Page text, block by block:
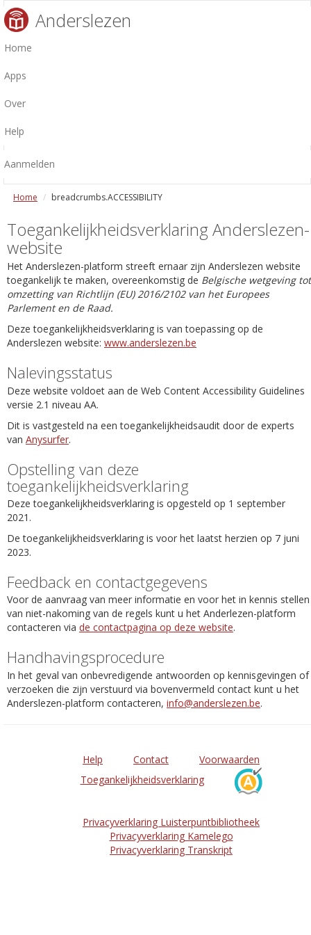
Anderslezen
Home
Apps
Over
Help
Aanmelden
Home breadcrumbs.ACCESSIBILITY
Toegankelijkheidsverklaring Anderslezen-
website
Het Anderslezen-platform streeft ernaar zijn Anderslezen website
toegankelijk te maken, overeenkomstig de Belgische wetgeving tot
omzetting van Richtlijn (EU) 2016/2102 van het Europees
Parlement en de Raad.
Deze toegankelijkheidsverklaring is van toepassing op de
Anderslezen website: www.anderslezen.be
Nalevingsstatus
Deze website voldoet aan de Web Content Accessibility Guidelines
versie 2.1 niveau AA.
Dit is vastgesteld na een toegankelijkheidsaudit door de experts
van Anysurfer.
Opstelling van deze
toegankelijkheidsverklaring
Deze toegankelijkheidsverklaring is opgesteld op 1 september
2021.
De toegankelijkheidsverklaring is voor het laatst herzien op 7 juni
2023.
Feedback en contactgegevens
Voor de aanvraag van meer informatie en voor het in kennis stellen
van niet-nakoming van de regels kunt u het Anderlezen-platform
contacteren via de contactpagina op deze website.
Handhavingsprocedure
In het geval van onbevredigende antwoorden op kennisgevingen of
verzoeken die zijn verstuurd via bovenvermeld contact kunt u het
Anderslezen-platform contacteren, info@anderslezen.be.
Help Contact
Voorwaarden
Toegankelijkheidsverklaring
Privacyverklaring Luisterpuntbibliotheek
Privacyverklaring Kamelego
Privacyverklaring Transkript